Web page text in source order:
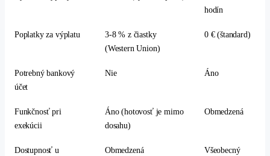
hodín
Poplatky za výplatu
3-8 % z čiastky
(Western Union)
0 € (štandard)
Potrebný bankový
účet
Nie Áno
Funkčnosť pri
exekúcii
Áno (hotovosť je mimo
dosahu)
Obmedzená
Dostupnosť u
Obmedzená
Všeobecný